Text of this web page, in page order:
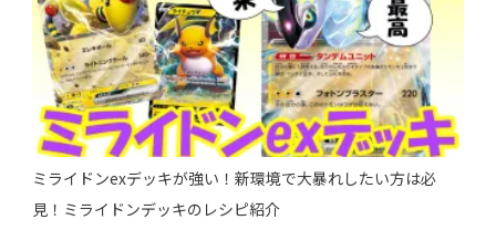
ミライドンexデッキが強い！新環境で大暴れしたい方は必
見！ミライドンデッキのレシピ紹介